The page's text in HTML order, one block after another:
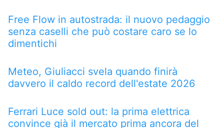
Free Flow in autostrada: il nuovo pedaggio
senza caselli che può costare caro se lo
dimentichi
Meteo, Giuliacci svela quando finirà
davvero il caldo record dell'estate 2026
Ferrari Luce sold out: la prima elettrica
convince già il mercato prima ancora del